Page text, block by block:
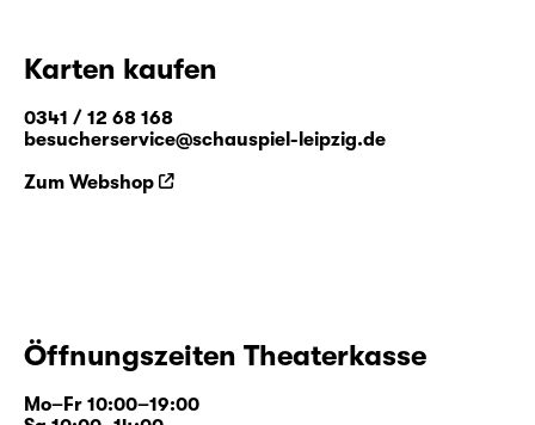
Karten kaufen
0341 / 12 68 168
besucherservice@schauspiel-leipzig.de
Zum Webshop
Öffnungszeiten Theaterkasse
Mo–Fr 10:00–19:00